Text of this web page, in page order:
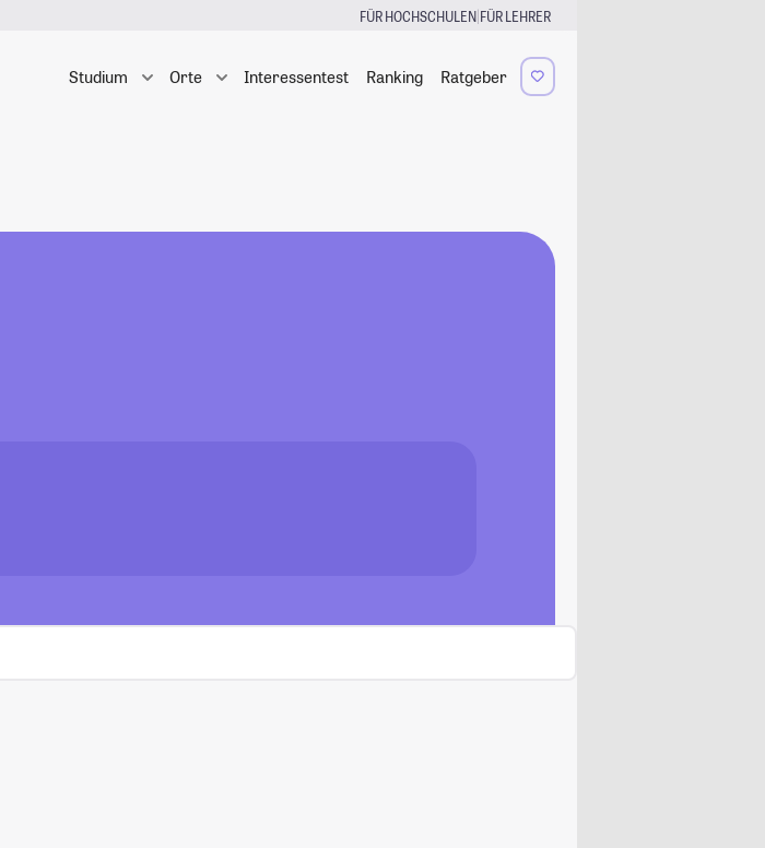
FÜR HOCHSCHULEN|FÜR LEHRER
Studium Orte Interessentest Ranking Ratgeber